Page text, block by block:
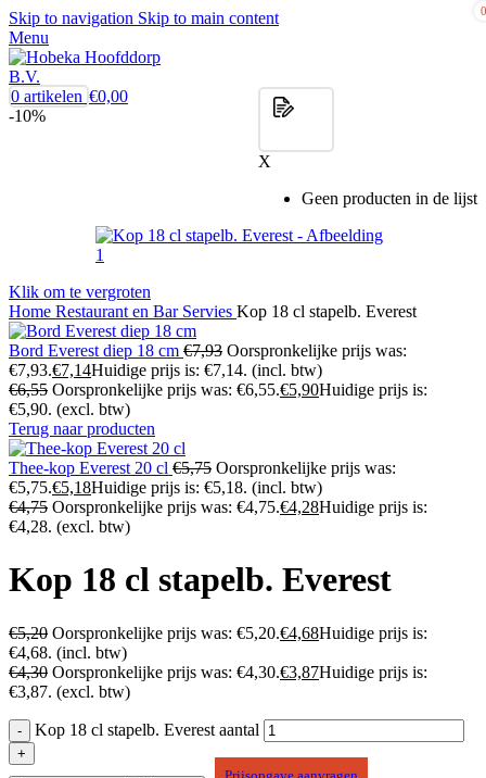
Skip to navigation Skip to main content
Menu
0
X
Geen producten in de lijst
0 artikelen €0,00
-10%
Klik om te vergroten
Home Restaurant en Bar Servies Kop 18 cl stapelb. Everest
Bord Everest diep 18 cm €7,93 Oorspronkelijke prijs was:
€7,93.€7,14Huidige prijs is: €7,14. (incl. btw)
€6,55 Oorspronkelijke prijs was: €6,55.€5,90Huidige prijs is:
€5,90. (excl. btw)
Terug naar producten
Thee-kop Everest 20 cl €5,75 Oorspronkelijke prijs was:
€5,75.€5,18Huidige prijs is: €5,18. (incl. btw)
€4,75 Oorspronkelijke prijs was: €4,75.€4,28Huidige prijs is:
€4,28. (excl. btw)
Kop 18 cl stapelb. Everest
€5,20 Oorspronkelijke prijs was: €5,20.€4,68Huidige prijs is:
€4,68. (incl. btw)
€4,30 Oorspronkelijke prijs was: €4,30.€3,87Huidige prijs is:
€3,87. (excl. btw)
Kop 18 cl stapelb. Everest aantal